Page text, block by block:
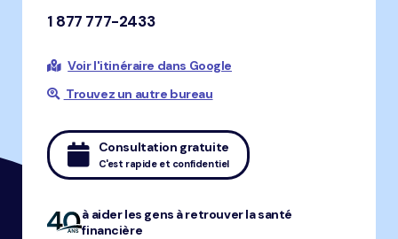
1 877 777-2433
Voir l'itinéraire dans Google
Trouvez un autre bureau
Consultation gratuite
C'est rapide et confidentiel
à aider les gens à retrouver la santé
financière